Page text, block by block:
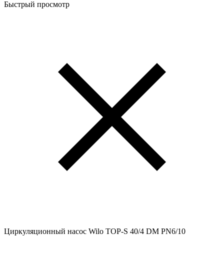
Быстрый просмотр
Циркуляционный насос Wilo TOP-S 40/4 DM PN6/10